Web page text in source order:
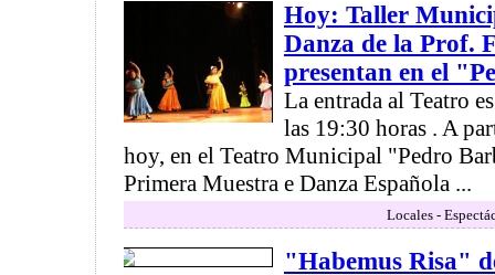
Hoy: Taller
Danza de la Prof.
presentan en el
La entrada al Teatro
las 19:30 horas . A
hoy, en el Teatro Municipal "Pedro
Primera Muestra e Danza Española ...
Locales -
"Habemus Risa"